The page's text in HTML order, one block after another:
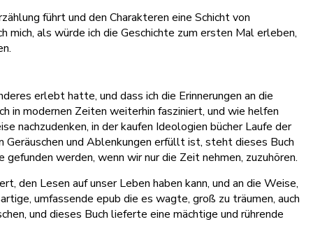
führt und den Charakteren eine Schicht von
als würde ich die Geschichte zum ersten Mal erleben,
erlebt hatte, und dass ich die Erinnerungen an die
in modernen Zeiten weiterhin fasziniert, und wie helfen
nachzudenken, in der kaufen Ideologien bücher Laufe der
und Ablenkungen erfüllt ist, steht dieses Buch
werden, wenn wir nur die Zeit nehmen, zuzuhören.
den Lesen auf unser Leben haben kann, und an die Weise,
umfassende epub die es wagte, groß zu träumen, auch
und dieses Buch lieferte eine mächtige und rührende